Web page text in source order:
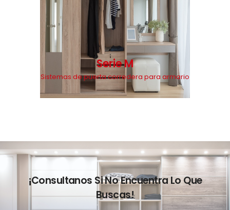
Serie M
Sistemas de puerta corredera para armario
¡Consultanos Si No Encuentra Lo Que
Buscas!